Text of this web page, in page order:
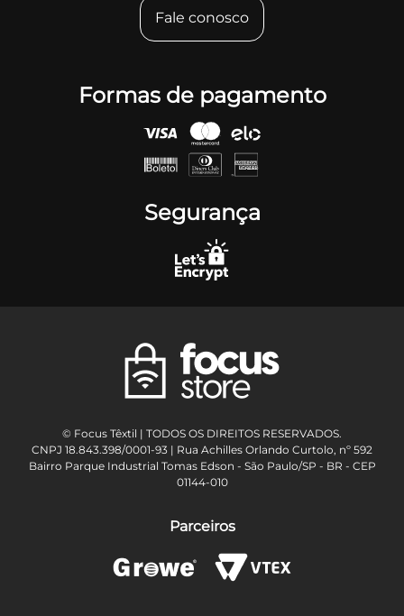
Fale conosco
Formas de pagamento
Segurança
© Focus Têxtil | TODOS OS DIREITOS RESERVADOS.
CNPJ 18.843.398/0001-93 | Rua Achilles Orlando Curtolo, nº 592
Bairro Parque Industrial Tomas Edson - São Paulo/SP - BR - CEP
01144-010
Parceiros